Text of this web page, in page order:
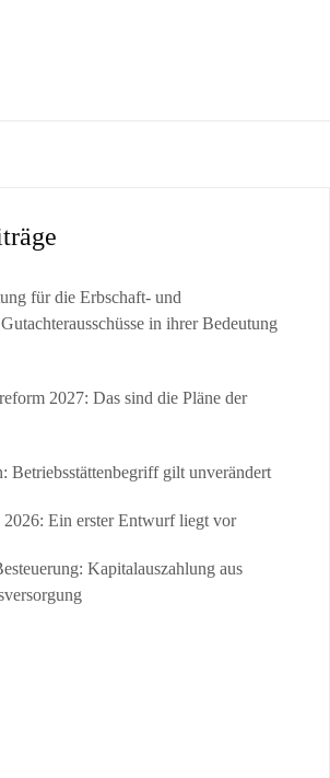
für die Erbschaft- und
in ihrer Bedeutung
2027: Das sind die Pläne der
Betriebsstättenbegriff gilt unverändert
2026: Ein erster Entwurf liegt vor
Kapitalauszahlung aus